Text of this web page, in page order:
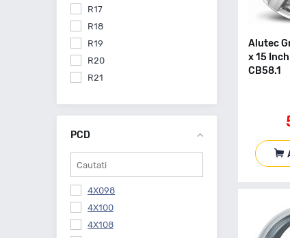
Alutec
x 15
CB58.1
R17
R18
R19
R20
R21
PCD
4X098
4X100
4X108